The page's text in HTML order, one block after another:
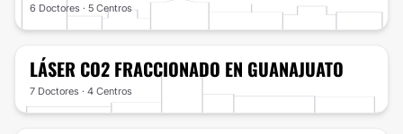
6 Doctores · 5 Centros
LÁSER CO2 FRACCIONADO EN GUANAJUATO
7 Doctores · 4 Centros